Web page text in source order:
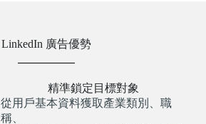
LinkedIn 廣告優勢
精準鎖定目標對象
從用戶基本資料獲取產業類別、職
稱、